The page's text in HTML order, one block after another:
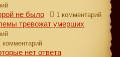
не было 1 комментарий
тревожат умерших
комментарий
нет ответа